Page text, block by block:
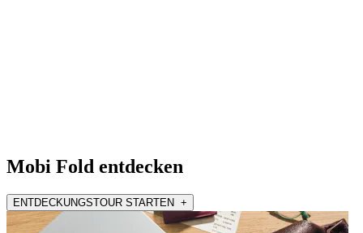
Mobi Fold entdecken
ENTDECKUNGSTOUR STARTEN +